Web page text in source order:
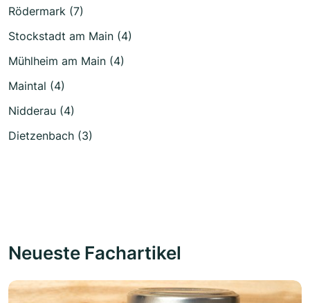
Rödermark (7)
Stockstadt am Main (4)
Mühlheim am Main (4)
Maintal (4)
Nidderau (4)
Dietzenbach (3)
Neueste Fachartikel